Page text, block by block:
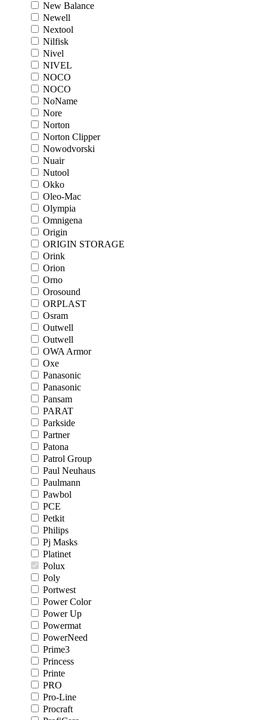
New Balance
Newell
Nextool
Nilfisk
Nivel
NIVEL
NOCO
NOCO
NoName
Nore
Norton
Norton Clipper
Nowodvorski
Nuair
Nutool
Okko
Oleo-Mac
Olympia
Omnigena
Origin
ORIGIN STORAGE
Orink
Orion
Orno
Orosound
ORPLAST
Osram
Outwell
Outwell
OWA Armor
Oxe
Panasonic
Panasonic
Pansam
PARAT
Parkside
Partner
Patona
Patrol Group
Paul Neuhaus
Paulmann
Pawbol
PCE
Petkit
Philips
Pj Masks
Platinet
Polux
Poly
Portwest
Power Color
Power Up
Powermat
PowerNeed
Prime3
Princess
Printe
PRO
Pro-Line
Procraft